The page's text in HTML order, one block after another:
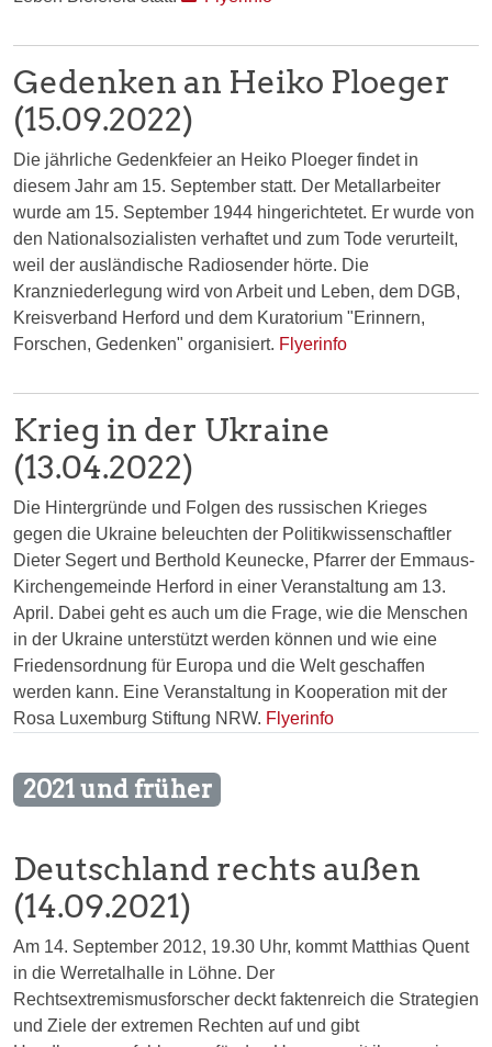
Gedenken an Heiko Ploeger
(15.09.2022)
Die jährliche Gedenkfeier an Heiko Ploeger findet in
diesem Jahr am 15. September statt. Der Metallarbeiter
wurde am 15. September 1944 hingerichtetet. Er wurde von
den Nationalsozialisten verhaftet und zum Tode verurteilt,
weil der ausländische Radiosender hörte. Die
Kranzniederlegung wird von Arbeit und Leben, dem DGB,
Kreisverband Herford und dem Kuratorium "Erinnern,
Forschen, Gedenken" organisiert. Flyerinfo
Krieg in der Ukraine
(13.04.2022)
Die Hintergründe und Folgen des russischen Krieges
gegen die Ukraine beleuchten der Politikwissenschaftler
Dieter Segert und Berthold Keunecke, Pfarrer der Emmaus-
Kirchengemeinde Herford in einer Veranstaltung am 13.
April. Dabei geht es auch um die Frage, wie die Menschen
in der Ukraine unterstützt werden können und wie eine
Friedensordnung für Europa und die Welt geschaffen
werden kann. Eine Veranstaltung in Kooperation mit der
Rosa Luxemburg Stiftung NRW. Flyerinfo
2021 und früher
Deutschland rechts außen
(14.09.2021)
Am 14. September 2012, 19.30 Uhr, kommt Matthias Quent
in die Werretalhalle in Löhne. Der
Rechtsextremismusforscher deckt faktenreich die Strategien
und Ziele der extremen Rechten auf und gibt